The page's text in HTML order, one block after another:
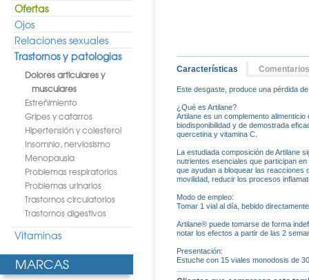
Ofertas
Ojos
Relaciones sexuales
Trastornos y patologias
Dolores articulares y
musculares
Estreñimiento
Gripes y catarros
Hipertensión y colesterol
Insomnio, nerviosismo
Menopausia
Problemas respiratorios
Problemas urinarios
Trastornos circulatorios
Trastornos digestivos
Vitaminas
MARCAS
Características Comentarios
Este desgaste, produce una pérdida
¿Qué es Artilane?
Artilane es un complemento
biodisponibilidad y de demostrada
quercetina y vitamina C.
La estudiada composición de Artilane
nutrientes esenciales que participan
que ayudan a bloquear las reacciones
movilidad, reducir los procesos
Modo de empleo:
Tomar 1 vial al día, bebido
Artilane® puede tomarse de forma
notar los efectos a partir de las 2
Presentación:
Estuche con 15 viales monodosis de